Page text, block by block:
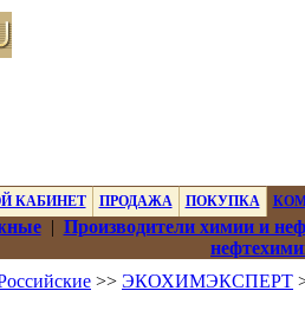
КАБИНЕТ ПРОДАЖА ПОКУПКА
| Производители химии и
>> ЭКОХИМЭКСПЕРТ